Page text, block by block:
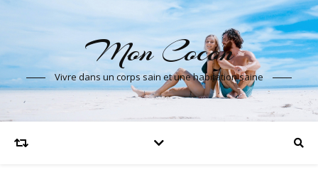
Mon Cocon
Vivre dans un corps sain et une habitation saine